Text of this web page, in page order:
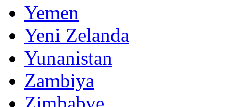
Yemen
Yeni Zelanda
Yunanistan
Zambiya